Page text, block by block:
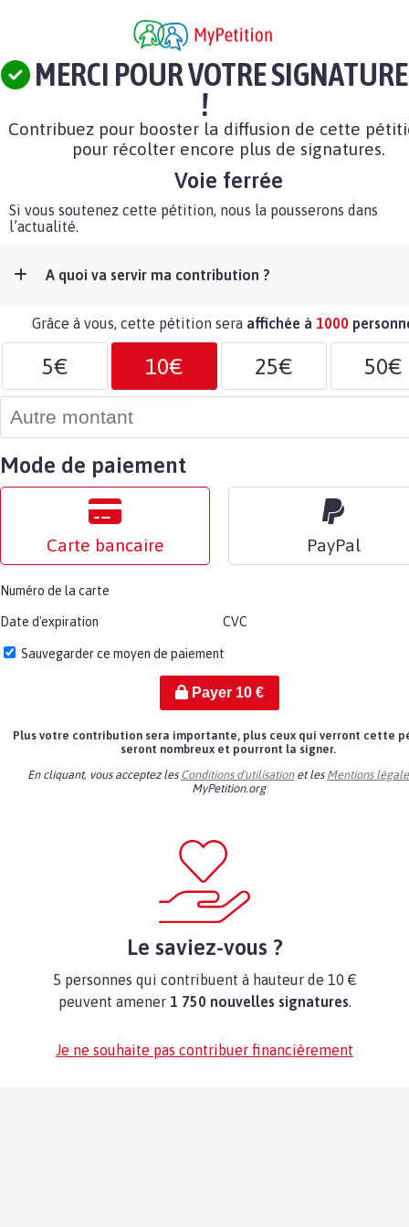
MERCI POUR VOTRE SIGNATURE
!
Contribuez pour booster la diffusion de cette
pour récolter encore plus de signatures.
Voie ferrée
Si vous soutenez cette pétition, nous la pousserons dans
l’actualité.
A quoi va servir ma contribution ?
Grâce à vous, cette pétition sera affichée à 1000
5€ 10€ 25€ 50€
Mode de paiement
Carte bancaire PayPal
Numéro de la carte
Date d'expiration CVC
Sauvegarder ce moyen de paiement
Payer 10€
Plus votre contribution sera importante, plus ceux qui verront cette
seront nombreux et pourront la signer.
En cliquant, vous acceptez les Conditions d'utilisationet les Mentions
MyPetition.org
Le saviez-vous ?
5 personnes qui contribuent à hauteur de 10 €
peuvent amener 1 750 nouvelles signatures.
Je ne souhaite pas contribuer financièrement